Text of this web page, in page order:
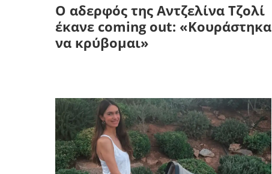
Ο αδερφός της Αντζελίνα Τζολί
έκανε coming out: «Κουράστηκα
να κρύβομαι»